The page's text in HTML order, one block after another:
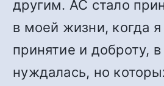
другим. АС стало
в моей жизни, когда
принятие и доброту,
нуждалась, но